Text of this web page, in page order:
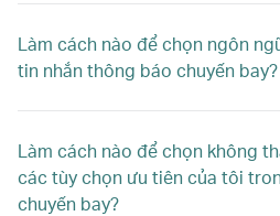
Làm cách nào để chọn ngôn
tin nhắn thông báo chuyến bay?
Làm cách nào để chọn không
các tùy chọn ưu tiên của tôi
chuyến bay?